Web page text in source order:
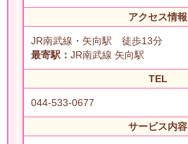
アクセス情報
JR南武線・矢向駅 徒歩13分
最寄駅： JR南武線 矢向駅
TEL
044-533-0677
サービス内容